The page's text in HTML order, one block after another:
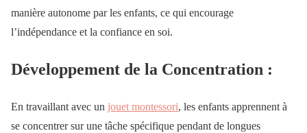
manière autonome par les enfants, ce qui encourage
l’indépendance et la confiance en soi.
Développement de la Concentration :
En travaillant avec un jouet montessori, les enfants apprennent à
se concentrer sur une tâche spécifique pendant de longues